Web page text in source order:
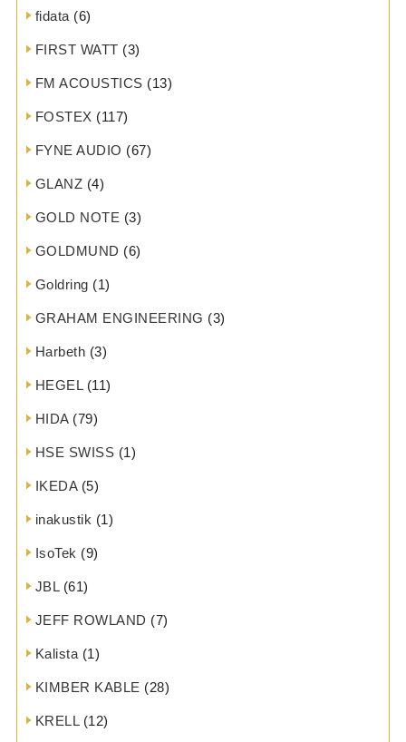
fidata (6)
FIRST WATT (3)
FM ACOUSTICS (13)
FOSTEX (117)
FYNE AUDIO (67)
GLANZ (4)
GOLD NOTE (3)
GOLDMUND (6)
Goldring (1)
GRAHAM ENGINEERING (3)
Harbeth (3)
HEGEL(11)
HIDA(79)
HSE SWISS (1)
IKEDA(5)
inakustik (1)
IsoTek (9)
JBL(61)
JEFF ROWLAND (7)
Kalista (1)
KIMBER KABLE (28)
KRELL(12)